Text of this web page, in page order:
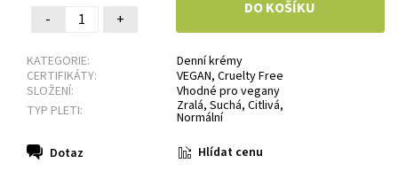
- +
KATEGORIE:
Denní krémy
CERTIFIKÁTY:
VEGAN, Cruelty Free
SLOŽENÍ:
Vhodné pro vegany
TYP PLETI:
Zralá, Suchá, Citlivá,
Normální
Dotaz
Hlídat cenu